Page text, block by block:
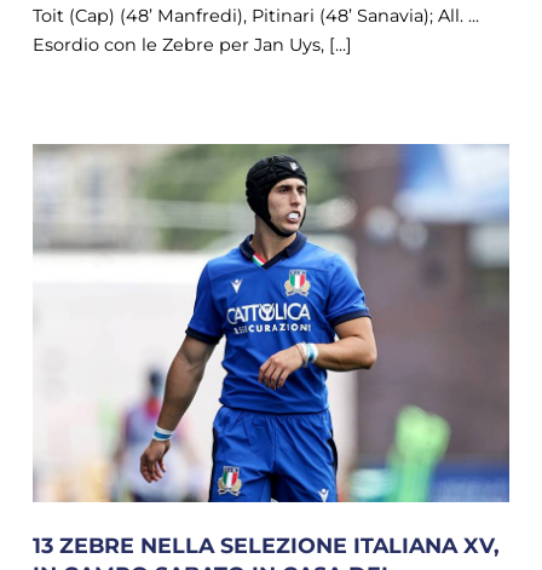
Toit (Cap) (48’ Manfredi), Pitinari (48’ Sanavia); All. ...
Esordio con le Zebre per Jan Uys, [...]
13 ZEBRE NELLA SELEZIONE ITALIANA XV,